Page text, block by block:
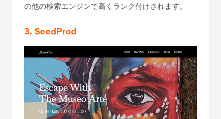
の他の検索エンジンで高くランク付けされます。
3. SeedProd